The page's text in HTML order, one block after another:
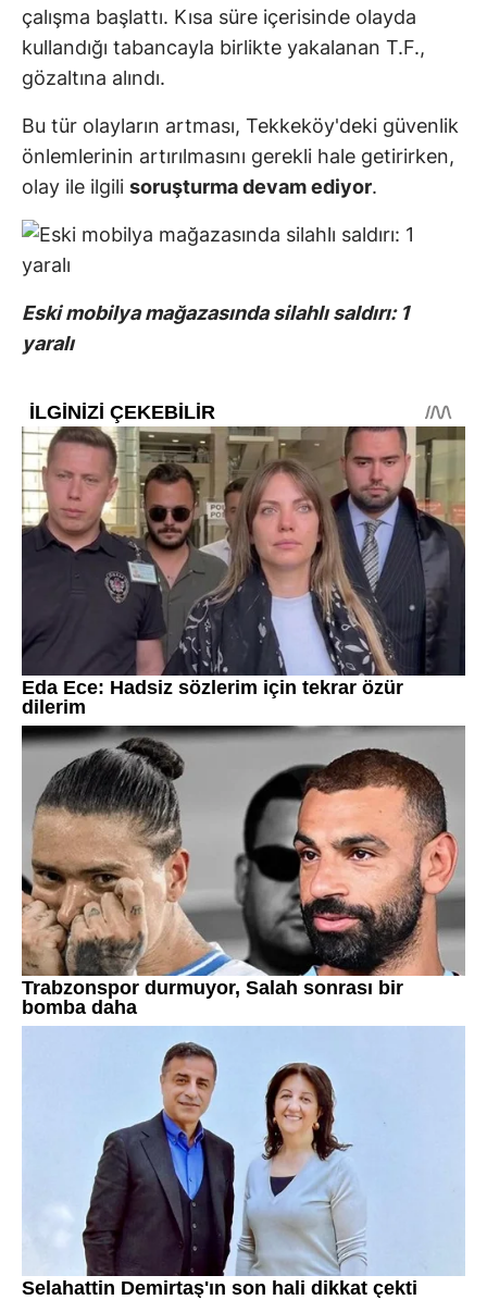
çalışma başlattı. Kısa süre içerisinde olayda
kullandığı tabancayla birlikte yakalanan T.F.,
gözaltına alındı.
Bu tür olayların artması, Tekkeköy'deki güvenlik
önlemlerinin artırılmasını gerekli hale getirirken,
olay ile ilgili soruşturma devam ediyor.
Eski mobilya mağazasında silahlı saldırı: 1
yaralı